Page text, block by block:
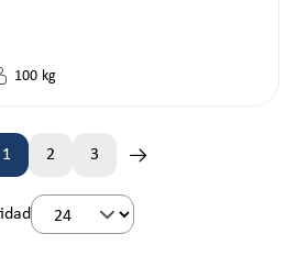
100 kg
Página
1 2
Página
3